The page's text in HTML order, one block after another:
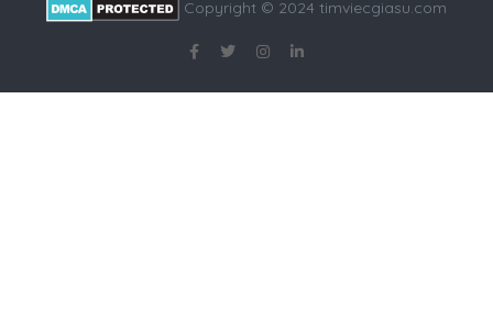
Copyright © 2024 timviecgiasu.com